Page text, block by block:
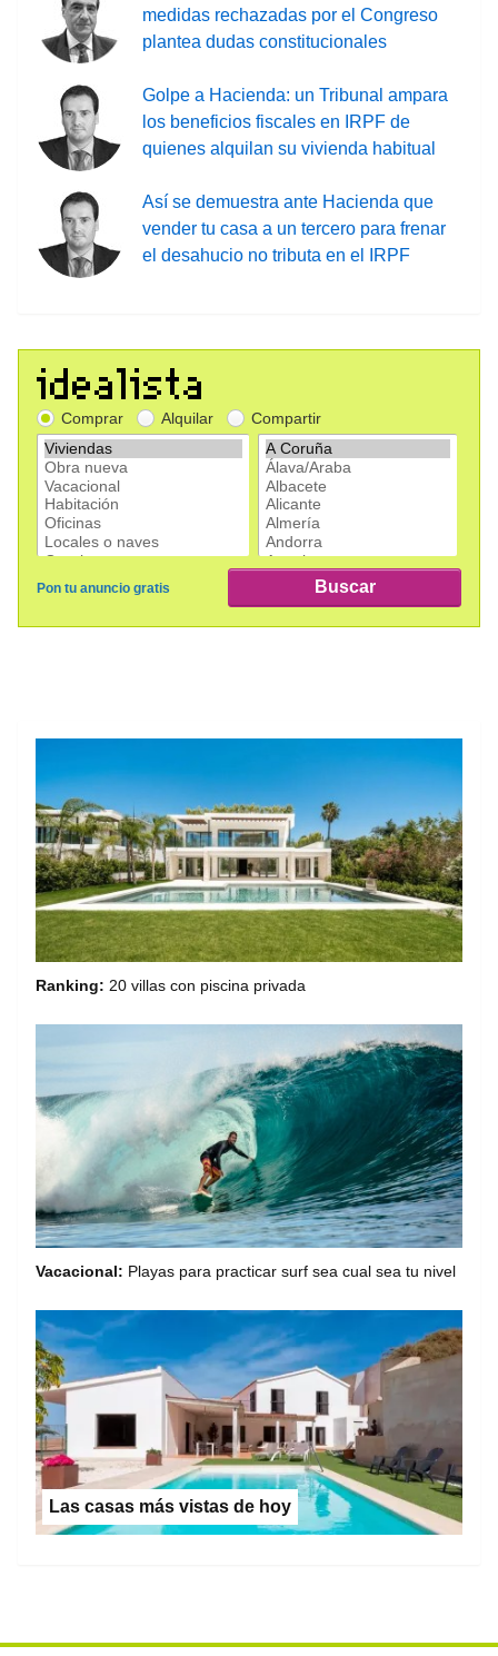
medidas rechazadas por el Congreso
plantea dudas constitucionales
Golpe a Hacienda: un Tribunal ampara
los beneficios fiscales en IRPF de
quienes alquilan su vivienda habitual
Así se demuestra ante Hacienda que
vender tu casa a un tercero para frenar
el desahucio no tributa en el IRPF
Ranking: 20 villas con piscina privada
Vacacional: Playas para practicar surf sea cual sea tu nivel
Las casas más vistas de hoy